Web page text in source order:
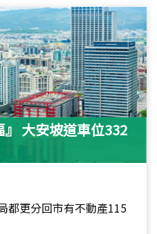
大安坡道車位332
都更分回市有不動產115